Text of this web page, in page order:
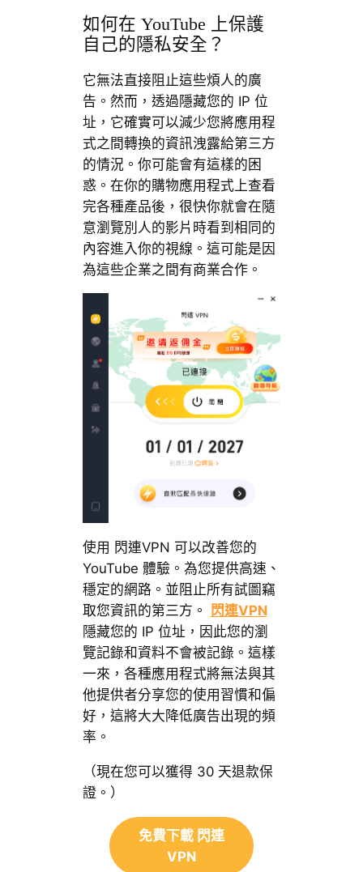
如何在 YouTube 上保護
自己的隱私安全？
它無法直接阻止這些煩人的廣
告。然而，透過隱藏您的 IP 位
址，它確實可以減少您將應用程
式之間轉換的資訊洩露給第三方
的情況。你可能會有這樣的困
惑。在你的購物應用程式上查看
完各種產品後，很快你就會在隨
意瀏覽別人的影片時看到相同的
內容進入你的視線。這可能是因
為這些企業之間有商業合作。
使用 閃連VPN 可以改善您的
YouTube 體驗。為您提供高速、
穩定的網路。並阻止所有試圖竊
取您資訊的第三方。
閃連VPN
隱藏您的 IP 位址，因此您的瀏
覽記錄和資料不會被記錄。這樣
一來，各種應用程式將無法與其
他提供者分享您的使用習慣和偏
好，這將大大降低廣告出現的頻
率。
（現在您可以獲得 30 天退款保
證。）
免費下載 閃連
VPN